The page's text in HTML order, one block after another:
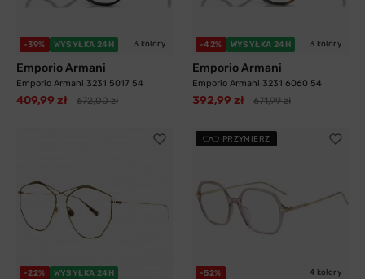
-39% WYSYŁKA 24H 3 kolory
Emporio Armani
Emporio Armani 3231 5017 54
409,99 zł 672,00 zł
-42% WYSYŁKA 24H 3 kolory
Emporio Armani
Emporio Armani 3231 6060 54
392,99 zł 671,99 zł
-22% WYSYŁKA 24H
PRZYMIERZ
-52% 4 kolory